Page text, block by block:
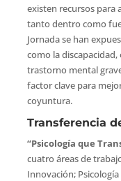
existen recursos para
tanto dentro como
Jornada se han
como la
trastorno mental
factor clave para
coyuntura.
Transferencia
“Psicología que
cuatro áreas de
Innovación;